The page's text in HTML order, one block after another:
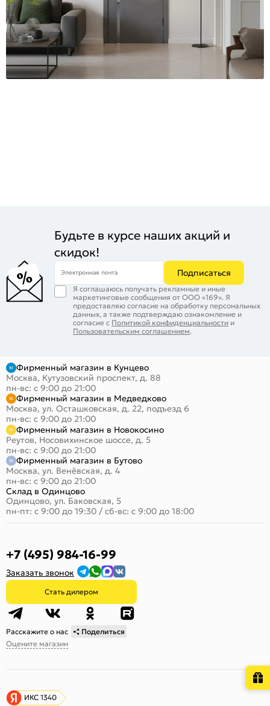
Будьте в курсе наших акций и
скидок!
Электронная почта Подписаться
Я соглашаюсь получать рекламные и иные
маркетинговые сообщения от ООО «169». Я
предоставляю согласие на обработку персональных
данных, а также подтверждаю ознакомление и
согласие с Политикой конфиденциальности и
Пользовательским соглашением.
Фирменный магазин в Кунцево
Москва, Кутузовский проспект, д. 88
пн-вс: с 9:00 до 21:00
Фирменный магазин в Медведково
Москва, ул. Осташковская, д. 22, подъезд 6
пн-вс: с 9:00 до 21:00
Фирменный магазин в Новокосино
Реутов, Носовихинское шоссе, д. 5
пн-вс: с 9:00 до 21:00
Фирменный магазин в Бутово
Москва, ул. Венёвская, д. 4
пн-вс: с 9:00 до 21:00
Склад в Одинцово
Одинцово, ул. Баковская, 5
пн-пт: с 9:00 до 19:30 / сб-вс: с 9:00 до 18:00
+7 (495) 984-16-99
Заказать звонок
Стать дилером
Расскажите о нас
Поделиться
Оцените магазин
ИКС 1340